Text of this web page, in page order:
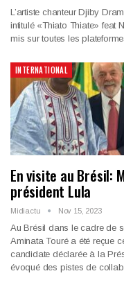
L’artiste chanteur Djiby
intitulé «Thiato Thiate» feat
mis sur toutes les
INTERNATIONAL
En visite au Brésil:
président Lula
Midiactu Nov 15, 2023
Au Brésil dans le cadre de
Aminata Touré a été reçue
candidate déclarée à la
évoqué des pistes de